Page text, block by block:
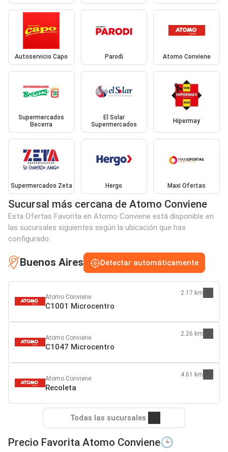
Autoservicio Capo Parodi Atomo Conviene
Supermercados
Becerra
El Solar
Supermercados
Hipermay
Supermercados Zeta Hergo Maxi Ofertas
Sucursal más cercana de Atomo Conviene
Esta Ofertas Favorita en Atomo Conviene está disponible en
las sucursales siguientes según la ubicación que has
configurado:
Buenos Aires Detectar automáticamente
Atomo Conviene
C1001 Microcentro
2.17 km
Atomo Conviene
C1047 Microcentro
2.26 km
Atomo Conviene
Recoleta
4.61 km
Todas las sucursales
Precio Favorita Atomo Conviene🕒